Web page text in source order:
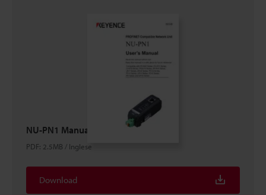
NU-PN1 Manuale Utente
PDF: 2.5MB / Inglese
Download